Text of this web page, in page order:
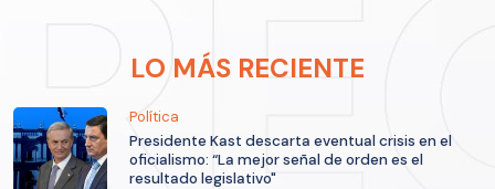
LO MÁS RECIENTE
Política
Presidente Kast descarta eventual crisis en el
oficialismo: “La mejor señal de orden es el
resultado legislativo"